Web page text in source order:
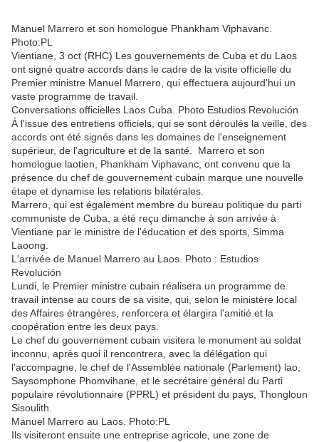
Manuel Marrero et son homologue Phankham Viphavanc.
Photo:PL
Vientiane, 3 oct (RHC) Les gouvernements de Cuba et du Laos
ont signé quatre accords dans le cadre de la visite officielle du
Premier ministre Manuel Marrero, qui effectuera aujourd'hui un
vaste programme de travail.
Conversations officielles Laos Cuba. Photo Estudios Revolución
À l'issue des entretiens officiels, qui se sont déroulés la veille, des
accords ont été signés dans les domaines de l'enseignement
supérieur, de l'agriculture et de la santé. Marrero et son
homologue laotien, Phankham Viphavanc, ont convenu que la
présence du chef de gouvernement cubain marque une nouvelle
étape et dynamise les relations bilatérales.
Marrero, qui est également membre du bureau politique du parti
communiste de Cuba, a été reçu dimanche à son arrivée à
Vientiane par le ministre de l'éducation et des sports, Simma
Laoong.
L'arrivée de Manuel Marrero au Laos. Photo : Estudios
Revolución
Lundi, le Premier ministre cubain réalisera un programme de
travail intense au cours de sa visite, qui, selon le ministère local
des Affaires étrangères, renforcera et élargira l'amitié et la
coopération entre les deux pays.
Le chef du gouvernement cubain visitera le monument au soldat
inconnu, après quoi il rencontrera, avec la délégation qui
l'accompagne, le chef de l'Assemblée nationale (Parlement) lao,
Saysomphone Phomvihane, et le secrétaire général du Parti
populaire révolutionnaire (PPRL) et président du pays, Thongloun
Sisoulith.
Manuel Marrero au Laos. Photo:PL
Ils visiteront ensuite une entreprise agricole, une zone de